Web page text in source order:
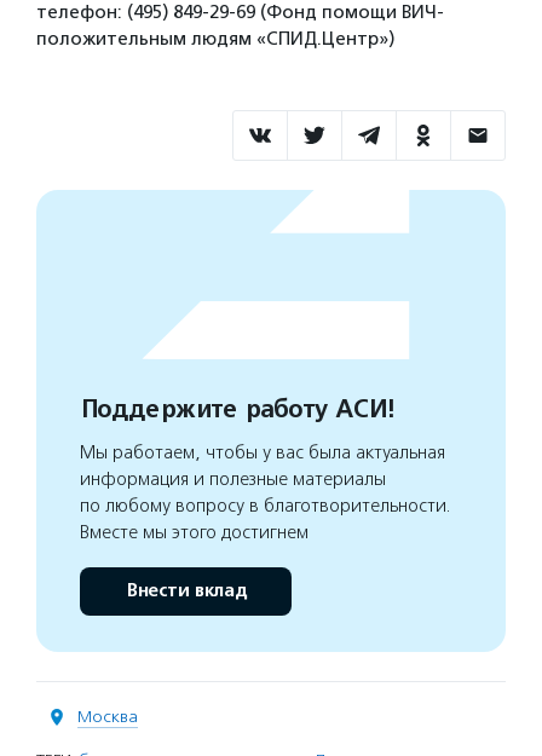
телефон: (495) 849-29-69 (Фонд помощи ВИЧ-
положительным людям «СПИД.Центр»)
Поддержите работу АСИ!
Мы работаем, чтобы у вас была актуальная
информация и полезные материалы
по любому вопросу в благотворительности.
Вместе мы этого достигнем
Внести вклад
Москва